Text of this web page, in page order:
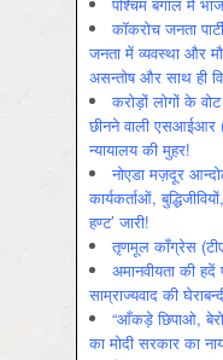
कॉकरोच जनता
जनता में व्‍यवस्‍था और
असन्‍तोष और साथ ही
करोड़ों लोगों के
छीनने वाली एसआईआर
न्यायालय की मुहर!
नोएडा मज़दूर
कार्यकर्ताओं,
हण्ट’ जारी!
तृणमूल काँग्रेस
अमानवीयता की हदें
साम्राज्यवाद की
“आँकड़े छिपाओ,
का मोदी सरकार का